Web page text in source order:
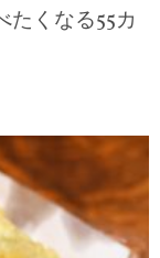
くなる55カ